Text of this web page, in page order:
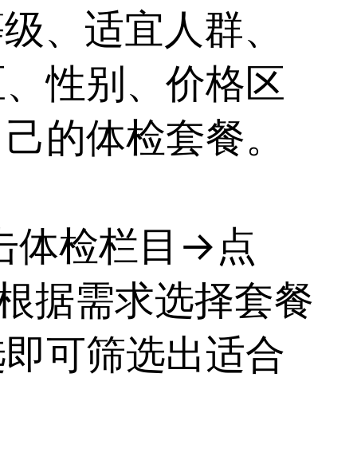
、适宜人群、
性别、价格区
的体检套餐。
体检栏目→点
据需求选择套餐
可筛选出适合